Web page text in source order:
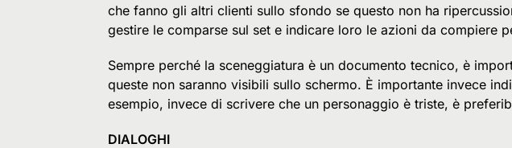
che fanno gli altri clienti sullo sfondo se questo non ha
gestire le comparse sul set e indicare loro le azioni da compiere
Sempre perché la sceneggiatura è un documento tecnico, è
queste non saranno visibili sullo schermo. È importante invece
esempio, invece di scrivere che un personaggio è triste, è
DIALOGHI